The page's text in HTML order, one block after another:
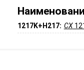
1217K+H217: CX